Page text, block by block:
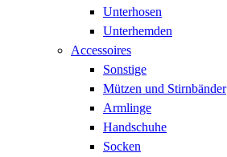
Unterhosen
Unterhemden
Accessoires
Sonstige
Mützen und Stirnbänder
Armlinge
Handschuhe
Socken